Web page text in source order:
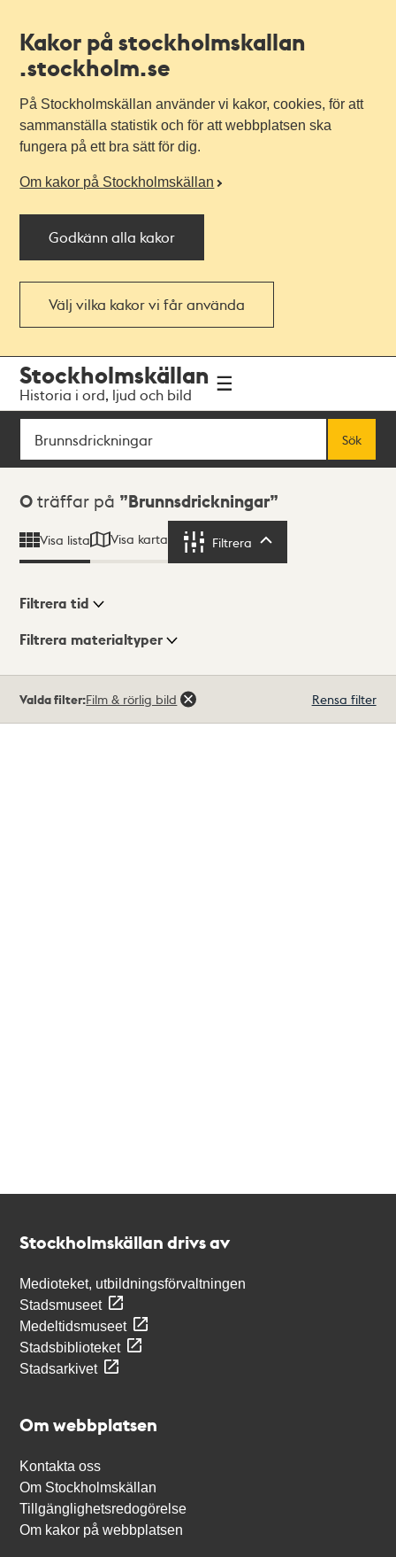
Kakor på stockholmskallan
.stockholm.se
På Stockholmskällan använder vi kakor, cookies, för att
sammanställa statistik och för att webbplatsen ska
fungera på ett bra sätt för dig.
Om kakor på Stockholmskällan
Godkänn alla kakor
Välj vilka kakor vi får använda
navigationen
huvudinnehållet
Stockholmskällan
Historia i ord, ljud och bild
Sök
Sök
Sökresultat
0 träffar på Brunnsdrickningar
Visa lista Visa karta Filtrera
Visningsläge
Filtrera tid
Filtrera materialtyper
träffar
Valda filter:Film & rörlig bild Rensa filter
Stockholmskällan drivs av
Medioteket, utbildningsförvaltningen
Stadsmuseet
Medeltidsmuseet
Stadsbiblioteket
Stadsarkivet
Om webbplatsen
Kontakta oss
Om Stockholmskällan
Tillgänglighetsredogörelse
Om kakor på webbplatsen